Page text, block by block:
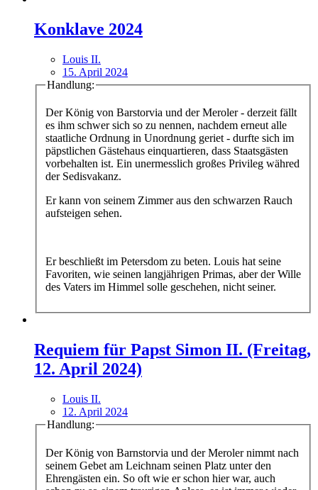
Konklave 2024
Louis II.
15. April 2024
Handlung:
Der König von Barstorvia und der Meroler - derzeit fällt
es ihm schwer sich so zu nennen, nachdem erneut alle
staatliche Ordnung in Unordnung geriet - durfte sich im
päpstlichen Gästehaus einquartieren, dass Staatsgästen
vorbehalten ist. Ein unermesslich großes Privileg währed
der Sedisvakanz.
Er kann von seinem Zimmer aus den schwarzen Rauch
aufsteigen sehen.
Er beschließt im Petersdom zu beten. Louis hat seine
Favoriten, wie seinen langjährigen Primas, aber der Wille
des Vaters im Himmel solle geschehen, nicht seiner.
Requiem für Papst Simon II. (Freitag,
12. April 2024)
Louis II.
12. April 2024
Handlung:
Der König von Barnstorvia und der Meroler nimmt nach
seinem Gebet am Leichnam seinen Platz unter den
Ehrengästen ein. So oft wie er schon hier war, auch